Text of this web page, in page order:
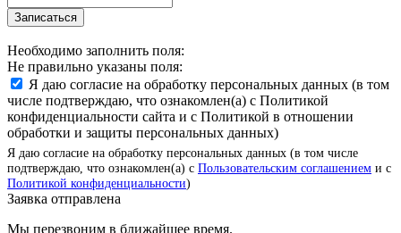
Записаться
Необходимо заполнить поля:
Не правильно указаны поля:
Я даю согласие на обработку персональных данных (в том
числе подтверждаю, что ознакомлен(а) с Политикой
конфиденциальности сайта и с Политикой в отношении
обработки и защиты персональных данных)
Я даю согласие на обработку персональных данных (в том числе
подтверждаю, что ознакомлен(а) с Пользовательским соглашением и с
Политикой конфиденциальности)
Заявка отправлена
Мы перезвоним в ближайшее время.